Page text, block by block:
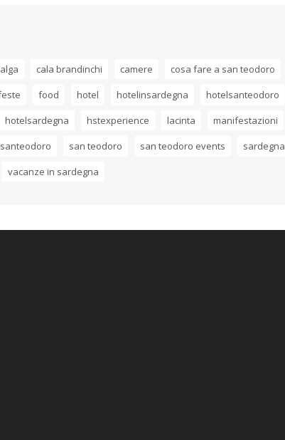
cala brandinchi camere cosa fare a san teodoro
food hotel hotelinsardegna hotelsanteodoro
hotelsardegna hstexperience lacinta manifestazioni
santeodoro san teodoro san teodoro events sardegna
vacanze in sardegna